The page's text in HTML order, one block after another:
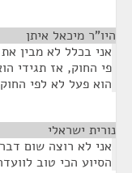
היו"ר מיכאל איתן
אני בכלל לא מבין
פי החוק, אז תגידי
הוא פעל לא לפי
נורית ישראלי
אני לא רוצה שום
הסיוע הכי טוב